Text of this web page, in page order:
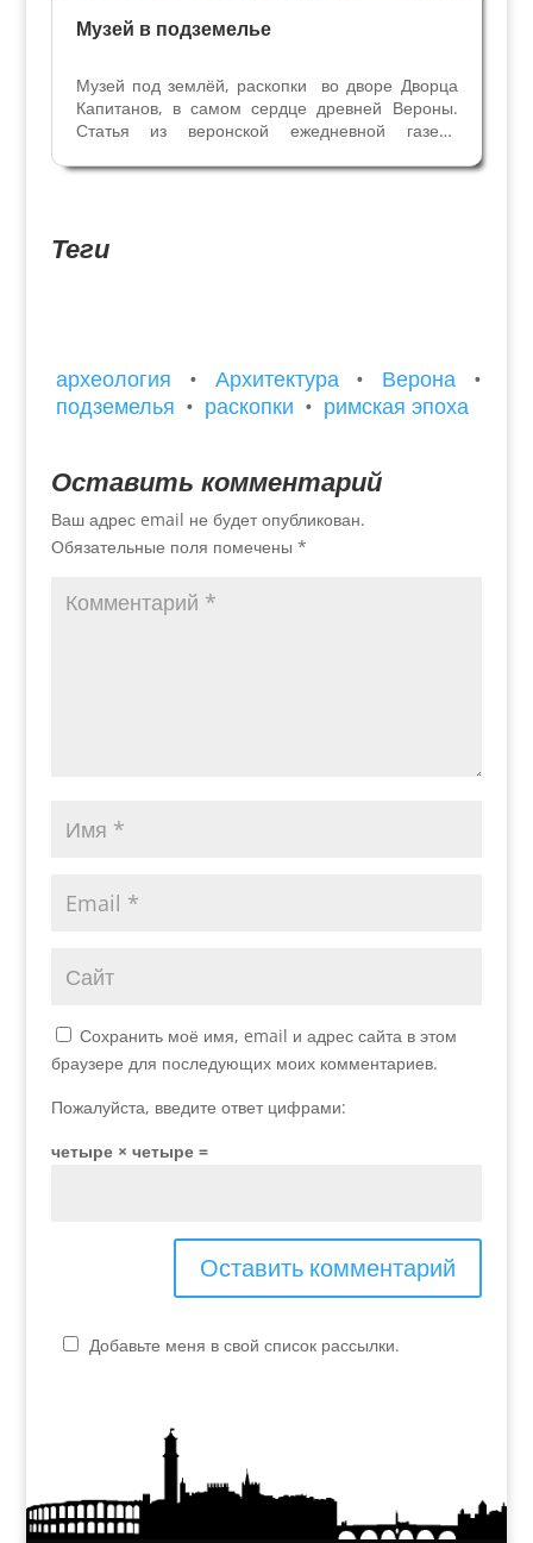
Музей в подземелье
Музей под землёй, раскопки во дворе Дворца
Капитанов, в самом сердце древней Вероны.
Статья из веронской ежедневной газеты
века Верона может похвастаться музеем, в
Теги
археология • Архитектура • Верона
•
подземелья • раскопки • римская эпоха
Оставить комментарий
Ваш адрес email не будет опубликован.
Обязательные поля помечены *
Сохранить моё имя, email и адрес сайта в этом
браузере для последующих моих комментариев.
Пожалуйста, введите ответ цифрами:
четыре × четыре =
Добавьте меня в свой список рассылки.